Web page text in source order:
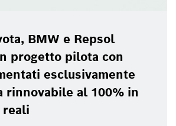
BMW e Repsol
progetto pilota con
esclusivamente
rinnovabile al 100% in
reali